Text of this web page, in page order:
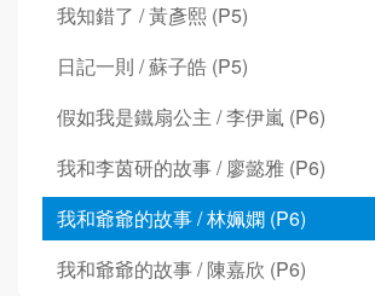
我知錯了 / 黃彥熙 (P5)
日記一則 / 蘇子皓 (P5)
假如我是鐵扇公主 / 李伊嵐 (P6)
我和李茵研的故事 / 廖懿雅 (P6)
我和爺爺的故事 / 林姵嫻 (P6)
我和爺爺的故事 / 陳嘉欣 (P6)